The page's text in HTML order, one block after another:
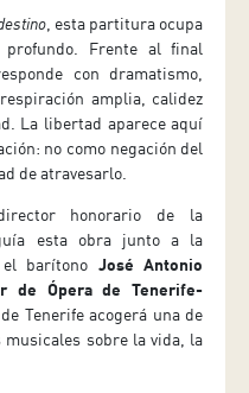
, esta partitura ocupa
Frente al final
con dramatismo,
amplia, calidez
La libertad aparece aquí
no como negación del
de atravesarlo.
honorario de la
esta obra junto a la
, el barítono José Antonio
de Ópera de Tenerife-
Tenerife acogerá una de
sobre la vida, la